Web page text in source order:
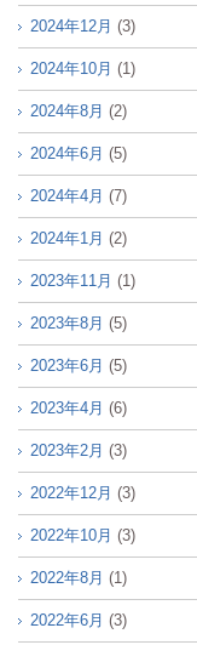
2024年12月 (3)
2024年10月 (1)
2024年8月 (2)
2024年6月 (5)
2024年4月 (7)
2024年1月 (2)
2023年11月 (1)
2023年8月 (5)
2023年6月 (5)
2023年4月 (6)
2023年2月 (3)
2022年12月 (3)
2022年10月 (3)
2022年8月 (1)
2022年6月 (3)